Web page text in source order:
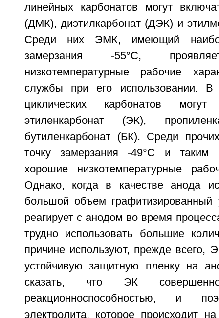
линейных карбонатов могут
(ДМК), диэтилкарбонат (ДЭК) и
Среди них ЭМК, имеющий
замерзания -55°C,
низкотемпературные рабочие
службы при его использовании. В
циклических карбонатов
этиленкарбонат (ЭК),
бутиленкарбонат (БК). Среди
точку замерзания -49°C и таким
хорошие низкотемпературные
Однако, когда в качестве анода
большой объем графитизированный
реагирует с анодом во время
трудно использовать большие
причине используют, прежде всего,
устойчивую защитную пленку на
сказать, что ЭК
реакционноспособностью, и
электролита, которое происходит